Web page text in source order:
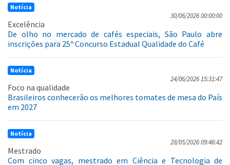
Notícia
30/06/2026 00:00:00
Excelência
De olho no mercado de cafés especiais, São Paulo abre
inscrições para 25º Concurso Estadual Qualidade do Café
Notícia
24/06/2026 15:31:47
Foco na qualidade
Brasileiros conhecerão os melhores tomates de mesa do País
em 2027
Notícia
28/05/2026 09:46:42
Mestrado
Com cinco vagas, mestrado em Ciência e Tecnologia de